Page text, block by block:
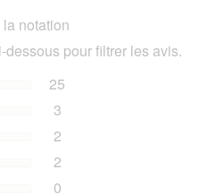
notation
pour filtrer les avis.
25
3
2
2
0